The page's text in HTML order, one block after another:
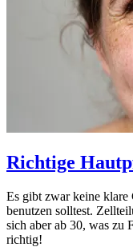
Richtige
Es gibt zwar keine
benutzen solltest.
sich aber ab 30, was zu
richtig!